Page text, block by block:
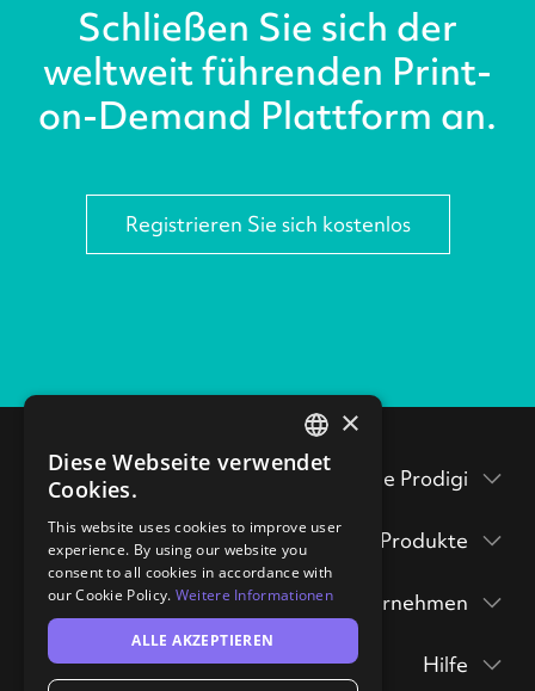
Schließen Sie sich der
weltweit führenden Print-
on-Demand Plattform an.
Registrieren Sie sich kostenlos
Prodigi Group
hi@prodigi.com
Testen Sie Prodigi
Druck API
Produkte
anfordern
Unternehmen
Hilfe
ENGLISH
×
Diese Webseite verwendet
Cookies.
This website uses cookies to improve user
experience. By using our website you
consent to all cookies in accordance with
our Cookie Policy. Weitere Informationen
ALLE AKZEPTIEREN